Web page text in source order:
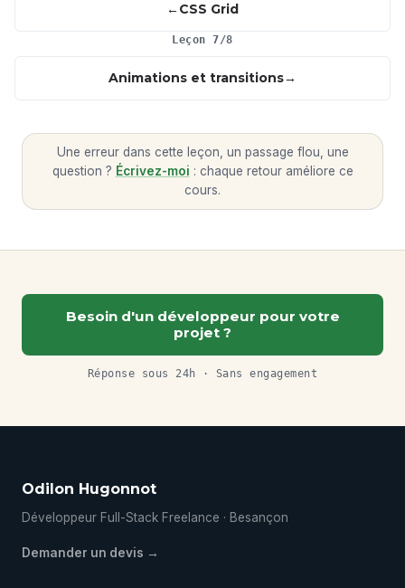
CSS Grid
Leçon 7/8
Animations et transitions
Une erreur dans cette leçon, un passage flou, une
question ? Écrivez-moi : chaque retour améliore ce
cours.
Besoin d'un développeur pour votre
projet ?
Réponse sous 24h · Sans engagement
Odilon Hugonnot
Développeur Full-Stack Freelance · Besançon
Demander un devis →